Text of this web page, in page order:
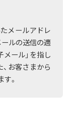
メールアドレ
ールの送信の適
メール」を指し
お客さまから
。